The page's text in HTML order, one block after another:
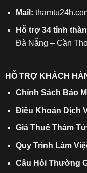
Mail:
Hỗ trợ 34 tỉnh
Đà Nẵng – Cần
HỖ TRỢ KHÁCH
Chính Sách Bảo
Điều Khoản Dịch
Giá Thuê Thám Tử
Quy Trình Làm
Câu Hỏi Thường